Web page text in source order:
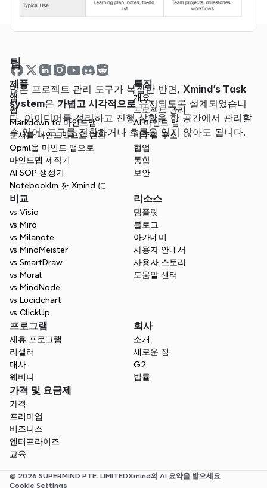
팁
많은 프로젝트 관리 도구가 복잡한 반면, Xmind’s Task
system은 가볍고 시각적으로 유지되도록 설계되었습니
다. 아이디어를 정리하고 진행 상황을 한 공간에서 관리할
수 있어, 도구를 전환하거나 흐름을 잃지 않아도 됩니다.
제품
앱
웹
Markdown to 마인드맵
문서를 마인드맵으로 변환
Opml을 마인드 맵으로
마인드맵 제작기
AI SOP 생성기
Notebooklm を Xmind に
특징
개요
프로젝트 관리
AI 마인드 맵
비주얼 구조
협업
통합
보안
비교
vs Visio
vs Miro
vs Milanote
vs MindMeister
vs SmartDraw
vs Mural
vs MindNode
vs Lucidchart
vs ClickUp
리소스
템플릿
블로그
아카데미
사용자 안내서
사용자 스토리
도움말 센터
프로그램
제휴 프로그램
리셀러
대사
웨비나
회사
소개
새로운 점
G2
법률
가격 및 요금제
가격
프리미엄
비즈니스
엔터프라이즈
교육
© 2026 SUPERMIND PTE. LIMITEDXmind의 AI 요약을 받으세요
Cookie Settings